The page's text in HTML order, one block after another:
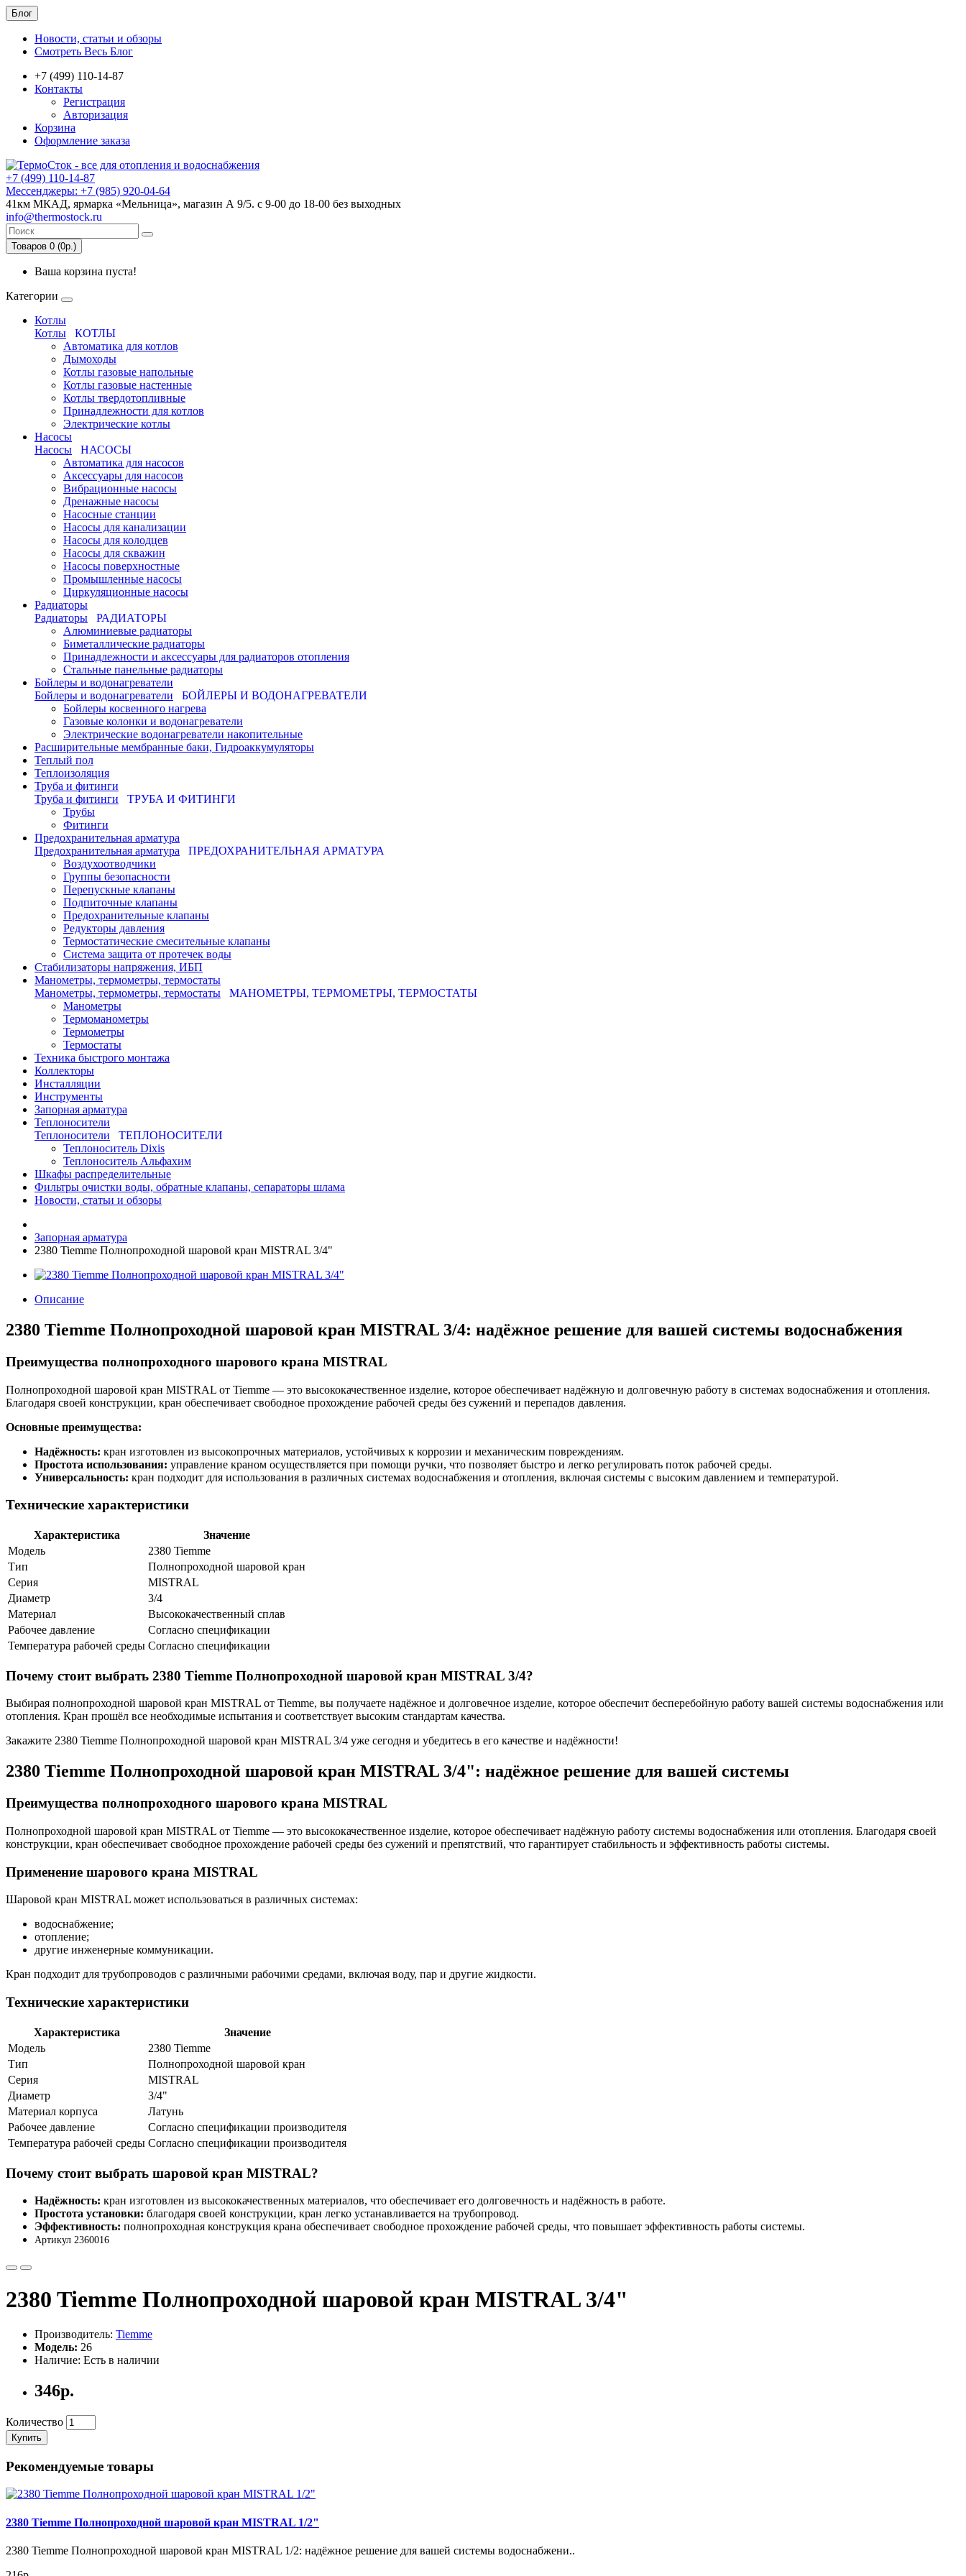
Блог
Новости, статьи и обзоры
Смотреть Весь Блог
+7 (499) 110-14-87
Контакты
Регистрация
Авторизация
Корзина
Оформление заказа
+7 (499) 110-14-87
Мессенджеры: +7 (985) 920-04-64
41км МКАД, ярмарка «Мельница», магазин А 9/5. с 9-00 до 18-00 без выходных
info@thermostock.ru
Товаров 0 (0р.)
Ваша корзина пуста!
Категории
Котлы
Котлы
КОТЛЫ
Автоматика для котлов
Дымоходы
Котлы газовые напольные
Котлы газовые настенные
Котлы твердотопливные
Принадлежности для котлов
Электрические котлы
Насосы
Насосы
НАСОСЫ
Автоматика для насосов
Аксессуары для насосов
Вибрационные насосы
Дренажные насосы
Насосные станции
Насосы для канализации
Насосы для колодцев
Насосы для скважин
Насосы поверхностные
Промышленные насосы
Циркуляционные насосы
Радиаторы
Радиаторы
РАДИАТОРЫ
Алюминиевые радиаторы
Биметаллические радиаторы
Принадлежности и аксессуары для радиаторов отопления
Стальные панельные радиаторы
Бойлеры и водонагреватели
Бойлеры и водонагреватели
БОЙЛЕРЫ И ВОДОНАГРЕВАТЕЛИ
Бойлеры косвенного нагрева
Газовые колонки и водонагреватели
Электрические водонагреватели накопительные
Расширительные мембранные баки, Гидроаккумуляторы
Теплый пол
Теплоизоляция
Труба и фитинги
Труба и фитинги
ТРУБА И ФИТИНГИ
Трубы
Фитинги
Предохранительная арматура
Предохранительная арматура
ПРЕДОХРАНИТЕЛЬНАЯ АРМАТУРА
Воздухоотводчики
Группы безопасности
Перепускные клапаны
Подпиточные клапаны
Предохранительные клапаны
Редукторы давления
Термостатические смесительные клапаны
Система защита от протечек воды
Стабилизаторы напряжения, ИБП
Манометры, термометры, термостаты
Манометры, термометры, термостаты
МАНОМЕТРЫ, ТЕРМОМЕТРЫ, ТЕРМОСТАТЫ
Манометры
Термоманометры
Термометры
Термостаты
Техника быстрого монтажа
Коллекторы
Инсталляции
Инструменты
Запорная арматура
Теплоносители
Теплоносители
ТЕПЛОНОСИТЕЛИ
Теплоноситель Dixis
Теплоноситель Альфахим
Шкафы распределительные
Фильтры очистки воды, обратные клапаны, сепараторы шлама
Новости, статьи и обзоры
Запорная арматура
2380 Tiemme Полнопроходной шаровой кран MISTRAL 3/4"
Описание
2380 Tiemme Полнопроходной шаровой кран MISTRAL 3/4: надёжное решение для вашей системы водоснабжения
Преимущества полнопроходного шарового крана MISTRAL
Полнопроходной шаровой кран MISTRAL от Tiemme — это высококачественное изделие, которое обеспечивает надёжную и долговечную работу в системах водоснабжения и отопления.
Благодаря своей конструкции, кран обеспечивает свободное прохождение рабочей среды без сужений и перепадов давления.
Основные преимущества:
Надёжность: кран изготовлен из высокопрочных материалов, устойчивых к коррозии и механическим повреждениям.
Простота использования: управление краном осуществляется при помощи ручки, что позволяет быстро и легко регулировать поток рабочей среды.
Универсальность: кран подходит для использования в различных системах водоснабжения и отопления, включая системы с высоким давлением и температурой.
Технические характеристики
Характеристика
Значение
Модель
2380 Tiemme
Тип
Полнопроходной шаровой кран
Серия
MISTRAL
Диаметр
3/4
Материал
Высококачественный сплав
Рабочее давление
Согласно спецификации
Температура рабочей среды Согласно спецификации
Почему стоит выбрать 2380 Tiemme Полнопроходной шаровой кран MISTRAL 3/4?
Выбирая полнопроходной шаровой кран MISTRAL от Tiemme, вы получаете надёжное и долговечное изделие, которое обеспечит бесперебойную работу вашей системы водоснабжения или
отопления. Кран прошёл все необходимые испытания и соответствует высоким стандартам качества.
Закажите 2380 Tiemme Полнопроходной шаровой кран MISTRAL 3/4 уже сегодня и убедитесь в его качестве и надёжности!
2380 Tiemme Полнопроходной шаровой кран MISTRAL 3/4": надёжное решение для вашей системы
Преимущества полнопроходного шарового крана MISTRAL
Полнопроходной шаровой кран MISTRAL от Tiemme — это высококачественное изделие, которое обеспечивает надёжную работу системы водоснабжения или отопления. Благодаря своей
конструкции, кран обеспечивает свободное прохождение рабочей среды без сужений и препятствий, что гарантирует стабильность и эффективность работы системы.
Применение шарового крана MISTRAL
Шаровой кран MISTRAL может использоваться в различных системах:
водоснабжение;
отопление;
другие инженерные коммуникации.
Кран подходит для трубопроводов с различными рабочими средами, включая воду, пар и другие жидкости.
Технические характеристики
Характеристика
Значение
Модель
2380 Tiemme
Тип
Полнопроходной шаровой кран
Серия
MISTRAL
Диаметр
3/4"
Материал корпуса
Латунь
Рабочее давление
Согласно спецификации производителя
Температура рабочей среды Согласно спецификации производителя
Почему стоит выбрать шаровой кран MISTRAL?
Надёжность: кран изготовлен из высококачественных материалов, что обеспечивает его долговечность и надёжность в работе.
Простота установки: благодаря своей конструкции, кран легко устанавливается на трубопровод.
Эффективность: полнопроходная конструкция крана обеспечивает свободное прохождение рабочей среды, что повышает эффективность работы системы.
Артикул 2360016
2380 Tiemme Полнопроходной шаровой кран MISTRAL 3/4"
Производитель: Tiemme
Модель: 26
Наличие: Есть в наличии
346р.
Количество
Купить
Рекомендуемые товары
2380 Tiemme Полнопроходной шаровой кран MISTRAL 1/2"
2380 Tiemme Полнопроходной шаровой кран MISTRAL 1/2: надёжное решение для вашей системы водоснабжени..